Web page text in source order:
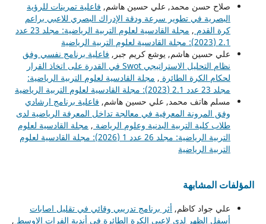
صلاح حسن محمد, علي حسين هاشم, فاعلية تمرينات للرؤية
البصرية في تطوير سرعة ودقة الإدراك البصري للاعبي براعم
كرة القدم ,
مجلة القادسية لعلوم التربية الرياضية: مجلد 23 عدد
2.1 (2023): مجلة القادسية لعلوم التربية الرياضية
علي حسين هاشم, يوشع كريم جبر, فاعلية برنامج نفسي وفق
نظام التحليل الاستراتيجي Swot في القدرة على اتخاذ القرار
لحكام الكرة الطائرة , مجلة القادسية لعلوم التربية الرياضية:
مجلد 23 عدد 2.1 (2023): مجلة القادسية لعلوم التربية الرياضية
مسلم هاتف محمد, علي حسين هاشم, فاعلية برنامج ارشادي
وفق المرونة المعرفية في معالجة تداخل المعرفة الرياضية لدى
طلاب كلية التربية البدنية وعلوم الرياضة , مجلة القادسية لعلوم
التربية الرياضية: مجلد 26 عدد 1 (2026): مجلة القادسية لعلوم
التربية الرياضية
المؤلفات المشابهة
علي جواد كاظم, أثر برنامج تدريبي وقائي في تقليل اصابات
أسفل الظهر لدى لاعبي الكرة الطائرة في أندية الفرات الاوسط ,